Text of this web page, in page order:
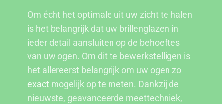
Om écht het optimale uit uw zicht te halen
is het belangrijk dat uw brillenglazen in
ieder detail aansluiten op de behoeftes
van uw ogen. Om dit te bewerkstelligen is
het allereerst belangrijk om uw ogen zo
exact mogelijk op te meten. Dankzij de
nieuwste, geavanceerde meettechniek,